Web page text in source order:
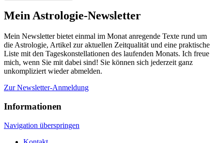
Mein Astrologie-Newsletter
Mein Newsletter bietet einmal im Monat anregende Texte rund um
die Astrologie, Artikel zur aktuellen Zeitqualität und eine praktische
Liste mit den Tageskonstellationen des laufenden Monats. Ich freue
mich, wenn Sie mit dabei sind! Sie können sich jederzeit ganz
unkompliziert wieder abmelden.
Zur Newsletter-Anmeldung
Informationen
Navigation überspringen